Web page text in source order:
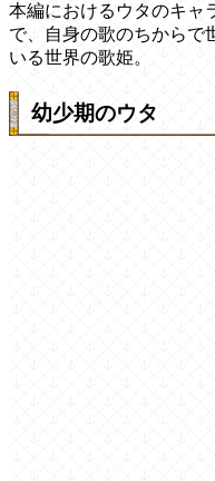
本編におけるウタのキャ
で、自身の歌のちからで
いる世界の歌姫。
幼少期のウタ